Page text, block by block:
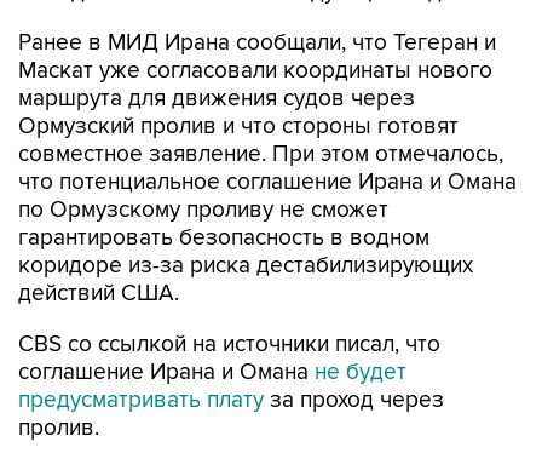
маршрута для движения судов через
Ормузский пролив и что стороны готовят
совместное заявление. При этом отмечалось,
что потенциальное соглашение Ирана и Омана
по Ормузскому проливу не сможет
гарантировать безопасность в водном
коридоре из-за риска дестабилизирующих
действий США.
CBS со ссылкой на источники писал, что
предусматривать платуза проход через
пролив.
Замглавы МИД Ирана Казем Гарибабади